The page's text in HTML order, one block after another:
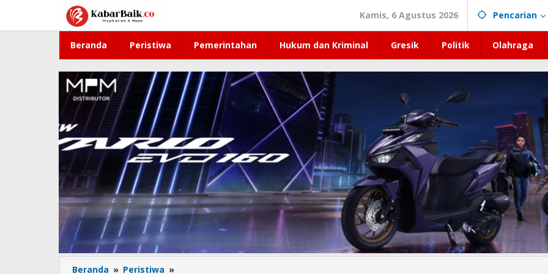
konten
Kamis, 6 Agustus 2026 Pencarian
Beranda Peristiwa Pemerintahan Hukum dan Kriminal Gresik Politik Olahraga
Beranda » Peristiwa »